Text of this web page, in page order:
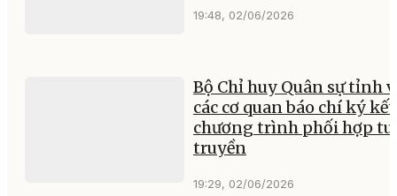
19:48, 02/06/2026
Bộ Chỉ huy Quân sự tỉnh
các cơ quan báo chí ký kết
chương trình phối hợp
truyền
19:29, 02/06/2026